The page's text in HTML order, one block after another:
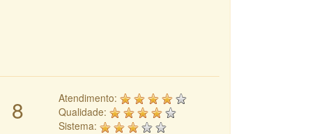
8
Atendimento:
Qualidade:
Sistema: